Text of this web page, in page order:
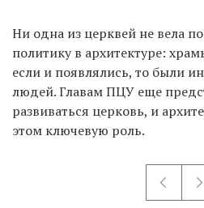
Ни одна из церквей не вела
политику в архитектуре:
если и появлялись, то были
людей. Главам ПЦУ еще
развиваться церковь, и
этом ключевую роль.